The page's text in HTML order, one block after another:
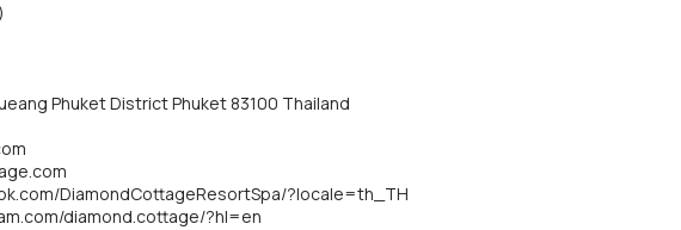
Phuket District Phuket 83100 Thailand
DiamondCottageResortSpa/?locale=th_TH
diamond.cottage/?hl=en